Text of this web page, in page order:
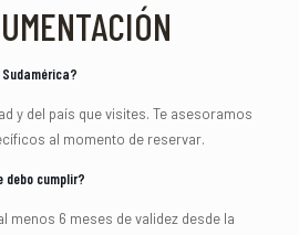
y del país que visites. Te asesoramos
al momento de reservar.
debo cumplir?
menos 6 meses de validez desde la